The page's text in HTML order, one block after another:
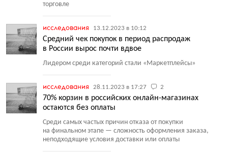
торговле
исследования 13.12.2023 в 10:12
Средний чек покупок в период распродаж
в России вырос почти вдвое
Лидером среди категорий стали «Маркетплейсы»
исследования 28.11.2023 в 17:27 2
70% корзин в российских онлайн-магазинах
остаются без оплаты
Среди самых частых причин отказа от покупки
на финальном этапе — сложность оформления заказа,
неподходящие условия доставки или оплаты